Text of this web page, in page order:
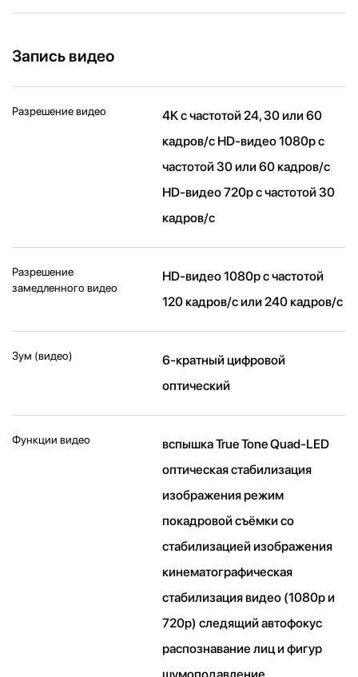
Запись видео
Разрешение видео
4K с частотой 24, 30 или 60
кадров/ с HD-видео 1080p с
частотой 30 или 60 кадров/ с
HD-видео 720p с частотой 30
кадров/ с
Разрешение
замедленного видео
HD-видео 1080р c частотой
120 кадров/ с или 240 кадров/ с
Зум (видео)
6-кратный цифровой
оптический
Функции видео
вспышка True Tone Quad-LED
оптическая стабилизация
изображения режим
покадровой съёмки со
стабилизацией изображения
кинематографическая
стабилизация видео (1080p и
720p) следящий автофокус
распознавание лиц и фигур
шумоподавление